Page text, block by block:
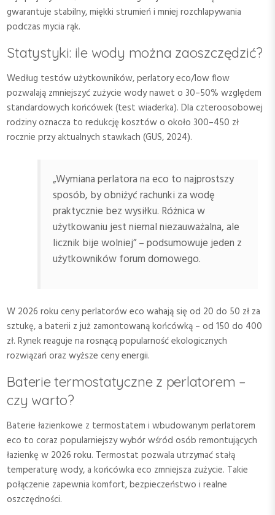
gwarantuje stabilny, miękki strumień i mniej rozchlapywania
podczas mycia rąk.
Statystyki: ile wody można zaoszczędzić?
Według testów użytkowników, perlatory eco/low flow
pozwalają zmniejszyć zużycie wody nawet o 30–50% względem
standardowych końcówek (test wiaderka). Dla czteroosobowej
rodziny oznacza to redukcję kosztów o około 300–450 zł
rocznie przy aktualnych stawkach (GUS, 2024).
„Wymiana perlatora na eco to najprostszy
sposób, by obniżyć rachunki za wodę
praktycznie bez wysiłku. Różnica w
użytkowaniu jest niemal niezauważalna, ale
licznik bije wolniej” – podsumowuje jeden z
użytkowników forum domowego.
W 2026 roku ceny perlatorów eco wahają się od 20 do 50 zł za
sztukę, a baterii z już zamontowaną końcówką – od 150 do 400
zł. Rynek reaguje na rosnącą popularność ekologicznych
rozwiązań oraz wyższe ceny energii.
Baterie termostatyczne z perlatorem –
czy warto?
Baterie łazienkowe z termostatem i wbudowanym perlatorem
eco to coraz popularniejszy wybór wśród osób remontujących
łazienkę w 2026 roku. Termostat pozwala utrzymać stałą
temperaturę wody, a końcówka eco zmniejsza zużycie. Takie
połączenie zapewnia komfort, bezpieczeństwo i realne
oszczędności.